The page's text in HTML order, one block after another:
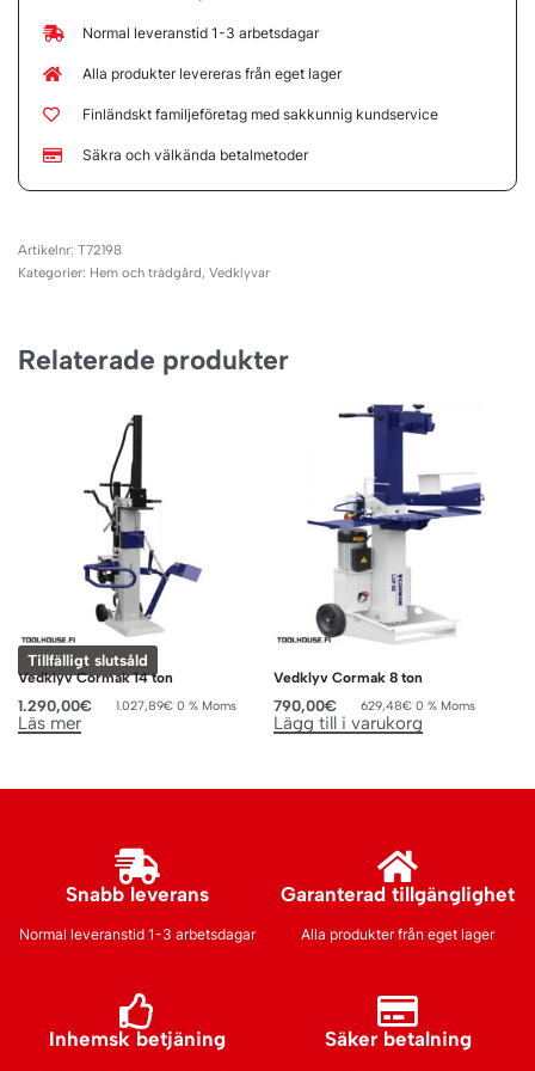
Normal leveranstid 1-3 arbetsdagar
Alla produkter levereras från eget lager
Finländskt familjeföretag med sakkunnig kundservice
Säkra och välkända betalmetoder
T72198
Kategorier: Hem och trädgård, Vedklyvar
Relaterade produkter
Tillfälligt slutsåld
Vedklyv Cormak 14 ton
1.290,00€ 1.027,89€ 0 % Moms
Läs mer
Vedklyv Cormak 8 ton
790,00€ 629,48€ 0 % Moms
Lägg till i varukorg
Snabb leverans
Normal leveranstid 1-3 arbetsdagar
Garanterad tillgänglighet
Alla produkter från eget lager
Inhemsk betjäning Säker betalning